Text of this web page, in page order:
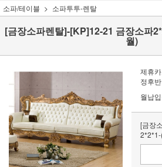
소파/테이블
소파투투-렌탈
[금장소파렌탈]-[KP]12-21 금장소파
월)
제휴
정후
월납
[금장